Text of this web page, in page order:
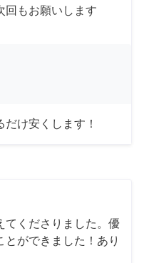
回もお願いします
け安くします！
てくださりました。優
とができました！あり